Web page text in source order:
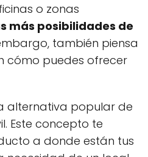
o zonas
más posibilidades de
también piensa
cómo puedes ofrecer
alternativa popular de
Este concepto te
a donde están tus